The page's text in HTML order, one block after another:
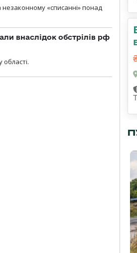
«списанні» понад
внаслідок обстрілів рф